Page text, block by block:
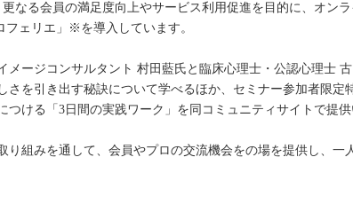
更なる会員の満足度向上やサービス利用促進を目的に、オン
フェリエ」※を導入しています。
メージコンサルタント 村田藍氏と臨床心理士・公認心理士
さを引き出す秘訣について学べるほか、セミナー参加者限
つける「3日間の実践ワーク」を同コミュニティサイトで提供
り組みを通して、会員やプロの交流機会をの場を提供し、